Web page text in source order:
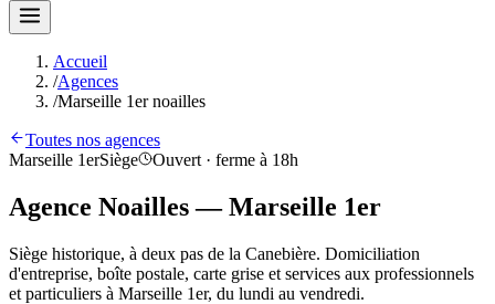
Accueil
/Agences
/Marseille 1er noailles
Toutes nos agences
Marseille 1erSiège Ouvert · ferme à 18h
Agence Noailles — Marseille 1er
Siège historique, à deux pas de la Canebière. Domiciliation
d'entreprise, boîte postale, carte grise et services aux professionnels
et particuliers à Marseille 1er, du lundi au vendredi.